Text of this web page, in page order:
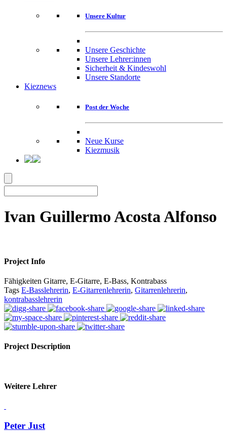
Unsere Kultur
Unsere Geschichte
Unsere Lehrer:innen
Sicherheit & Kindeswohl
Unsere Standorte
Kieznews
Post der Woche
Neue Kurse
Kiezmusik
Ivan Guillermo Acosta Alfonso
Project Info
Fähigkeiten Gitarre, E-Gitarre, E-Bass, Kontrabass
Tags E-Basslehrerin, E-Gitarrenlehrerin, Gitarrenlehrerin,
kontrabasslehrerin
Project Description
Weitere Lehrer
Peter Just